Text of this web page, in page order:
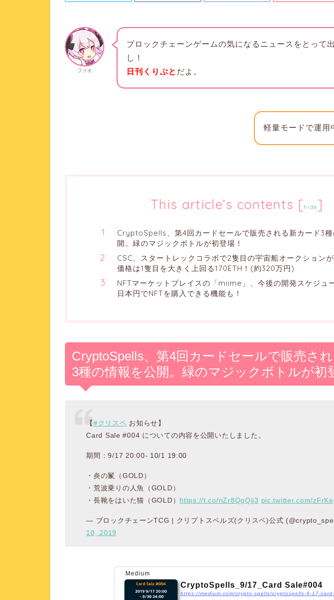
ファオ
ブロックチェーンゲームの気になるニュースをとって出
し！
日刊くりぷと だよ。
軽量モードで運用
This article’s contents [hide]
CryptoSpells、第4回カードセールで販売される新カード3種
開。緑のマジックボトルが初登場！
CSC、スタートレックコラボで2隻目の宇宙船オークション
価格は1隻目を大きく上回る170ETH！(約320万円)
NFTマーケットプレイスの「miime」、今後の開発スケジュ
日本円でNFTを購入できる機能も！
CryptoSpells、第4回カードセールで販売さ
3種の情報を公開。緑のマジックボトルが初
【#クリスペ お知らせ】
Card Sale #004 についての内容を公開いたしました。
期間：9/17 20:00- 10/1 19:00
・炎の鬣（GOLD）
・荒波乗りの人魚（GOLD）
・長靴をはいた猫（GOLD） https://t.co/nZr8QgQij3 pic.twitter.com/
— ブロックチェーンTCG | クリプトスペルズ(クリスペ)公式
10, 2019
Medium
CryptoSpells_9/17_Card Sale#004